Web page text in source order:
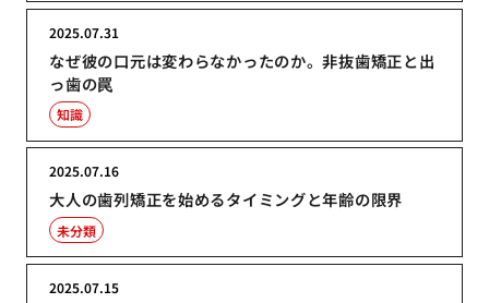
なぜ彼の口元は変わらなかったのか。非抜歯矯正と出
っ歯の罠
2025.07.31
知識
大人の歯列矯正を始めるタイミングと年齢の限界
2025.07.16
未分類
2025.07.15